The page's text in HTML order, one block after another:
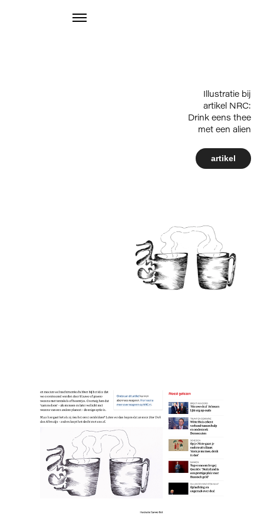
Illustratie bij
artikel NRC:
Drink eens thee
met een alien
artikel